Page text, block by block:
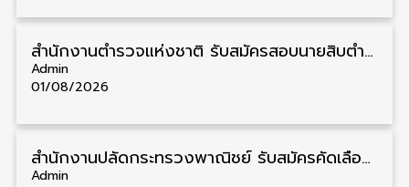
สำนักงานตำรวจแห่งชาติ รับสมัครสอบนายสิบตำรวจ วุฒิ ม.6/ปวช. 6,000 อัตรา รับสมัคร 8 – 19 สิงหาคม
Admin
01/08/2026
สำนักงานปลัดกระทรวงพาณิชย์ รับสมัครคัดเลือกพนักงานราชการ วุฒิ ปวส./ป.ตรี 11 อัตรา รับสมัคร 10 – 21 สิงหาคม
Admin